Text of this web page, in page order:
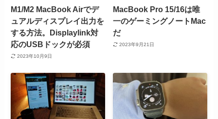
M1/M2 MacBook Airでデ
ュアルディスプレイ出力を
する方法。Displaylink対
応のUSBドックが必須
2023年10月9日
MacBook Pro 15/16は唯
一のゲーミングノートMac
だ
2023年9月21日